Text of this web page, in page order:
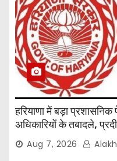
हरियाणा में बड़ा
अधिकारियों के तबादले,
वापसीAug 7, 2026